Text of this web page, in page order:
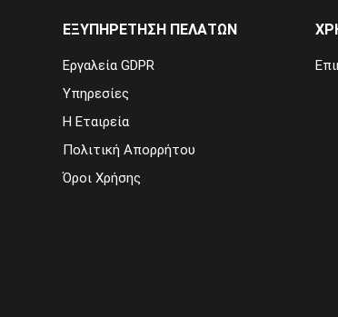
ΕΞΥΠΗΡΕΤΗΣΗ ΠΕΛΑΤΩΝ
Εργαλεία GDPR
Υπηρεσίες
Η Εταιρεία
Πολιτική Απορρήτου
Όροι Χρήσης